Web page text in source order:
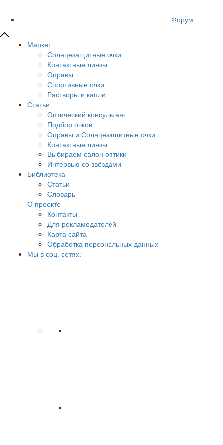
Форум
Маркет
Солнцезащитные очки
Контактные линзы
Оправы
Спортивные очки
Растворы и капли
Статьи
Оптический консультант
Подбор очков
Оправы и Солнцезащитные очки
Контактные линзы
Выбираем салон оптики
Интервью со звёздами
Библиотека
Статьи
Словарь
О проекте
Контакты
Для рекламодателей
Карта сайта
Обработка персональных данных
Мы в соц. сетях: